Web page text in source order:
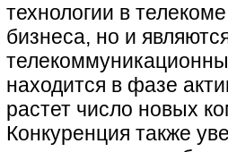
технологии в
бизнеса, но и
находится в фазе
растет число новых
Конкуренция также